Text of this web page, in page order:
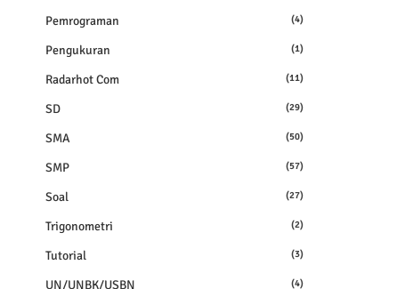
Pemrograman (4)
Pengukuran (1)
Radarhot Com (11)
SD (29)
SMA (50)
SMP (57)
Soal (27)
Trigonometri (2)
Tutorial (3)
UN/UNBK/USBN (4)